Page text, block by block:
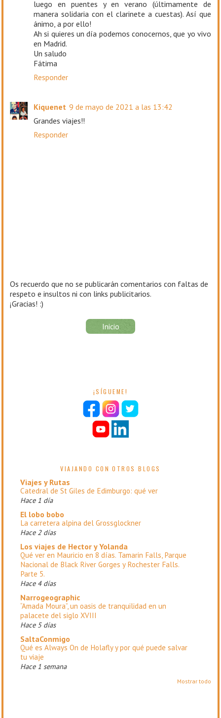
luego en puentes y en verano (últimamente de
manera solidaria con el clarinete a cuestas). Así que
ánimo, a por ello!
Ah si quieres un día podemos conocernos, que yo vivo
en Madrid.
Un saludo
Fátima
Responder
Kiquenet 9 de mayo de 2021 a las 13:42
Grandes viajes!!
Responder
Os recuerdo que no se publicarán comentarios con faltas de
respeto e insultos ni con links publicitarios.
¡Gracias! :)
Inicio
¡SÍGUEME!
VIAJANDO CON OTROS BLOGS
Viajes y Rutas
Catedral de St Giles de Edimburgo: qué ver
Hace 1 día
El lobo bobo
La carretera alpina del Grossglockner
Hace 2 días
Los viajes de Hector y Yolanda
Qué ver en Mauricio en 8 días. Tamarin Falls, Parque
Nacional de Black River Gorges y Rochester Falls.
Parte 5.
Hace 4 días
Narrogeographic
“Amada Moura”, un oasis de tranquilidad en un
palacete del siglo XVIII
Hace 5 días
SaltaConmigo
Qué es Always On de Holafly y por qué puede salvar
tu viaje
Hace 1 semana
Mostrar todo